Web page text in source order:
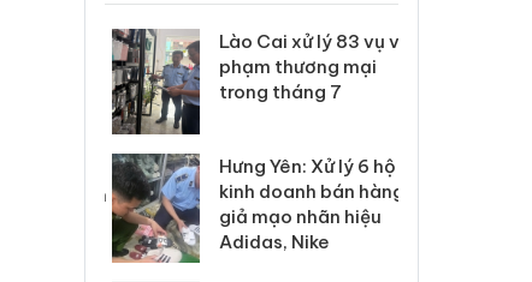
Hóa
vụ
buôn
giả
Tìm bị
Lào Cai xử lý 83 vụ vi
phạm thương mại
trong tháng 7
Hưng Yên: Xử lý 6 hộ
kinh doanh bán hàng
giả mạo nhãn hiệu
Adidas, Nike